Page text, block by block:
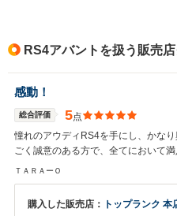
RS4アバントを扱う販売店
感動！
総合評価 5点
憧れのアウディRS4を手にし、かな
ごく誠意のある方で、全てにおいて満
ＴＡＲＡーＯ
購入した販売店： トップランク 本